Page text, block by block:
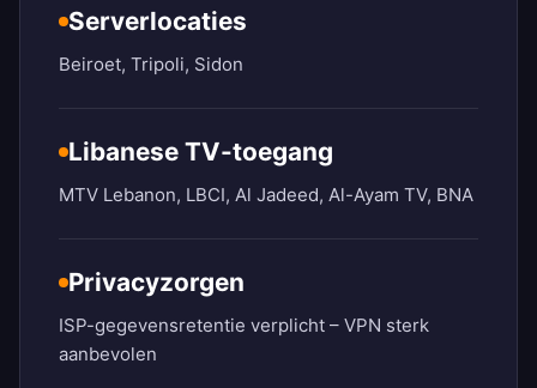
Serverlocaties
Beiroet, Tripoli, Sidon
Libanese TV-toegang
MTV Lebanon, LBCI, Al Jadeed, Al-Ayam TV, BNA
Privacyzorgen
ISP-gegevensretentie verplicht – VPN sterk
aanbevolen